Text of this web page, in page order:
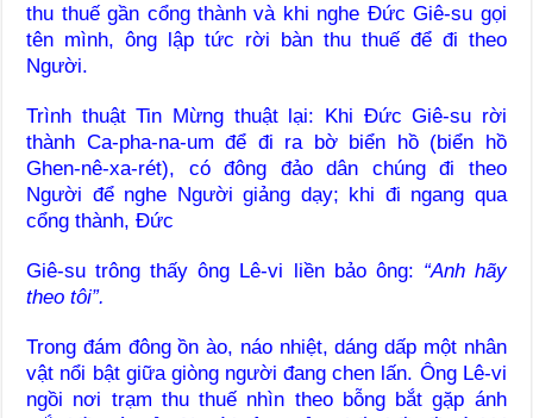
thu thuế gần cổng thành và khi nghe Đức Giê-su gọi
tên mình, ông lập tức rời bàn thu thuế để đi theo
Người.
Trình thuật Tin Mừng thuật lại: Khi Đức Giê-su rời
thành Ca-pha-na-um để đi ra bờ biển hồ (biển hồ
Ghen-nê-xa-rét), có đông đảo dân chúng đi theo
Người để nghe Người giảng dạy; khi đi ngang qua
cổng thành, Đức
Giê-su trông thấy ông Lê-vi liền bảo ông: “Anh hãy
theo tôi”.
Trong đám đông ồn ào, náo nhiệt, dáng dấp một nhân
vật nổi bật giữa giòng người đang chen lấn. Ông Lê-vi
ngồi nơi trạm thu thuế nhìn theo bỗng bắt gặp ánh